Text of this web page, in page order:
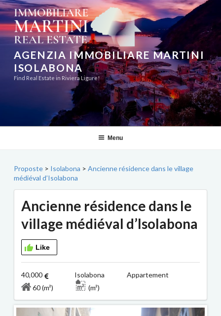
Aller
au
contenu
principal
AGENZIA IMMOBILIARE MARTINI
ISOLABONA
Find Real Estate in Riviera Ligure!
Menu
Proposte > Isolabona > Ancienne résidence dans le village
médiéval d’Isolabona
Ancienne résidence dans le
village médiéval d’Isolabona
Like
40,000
Isolabona Appartement
60 (m²)
(m²)